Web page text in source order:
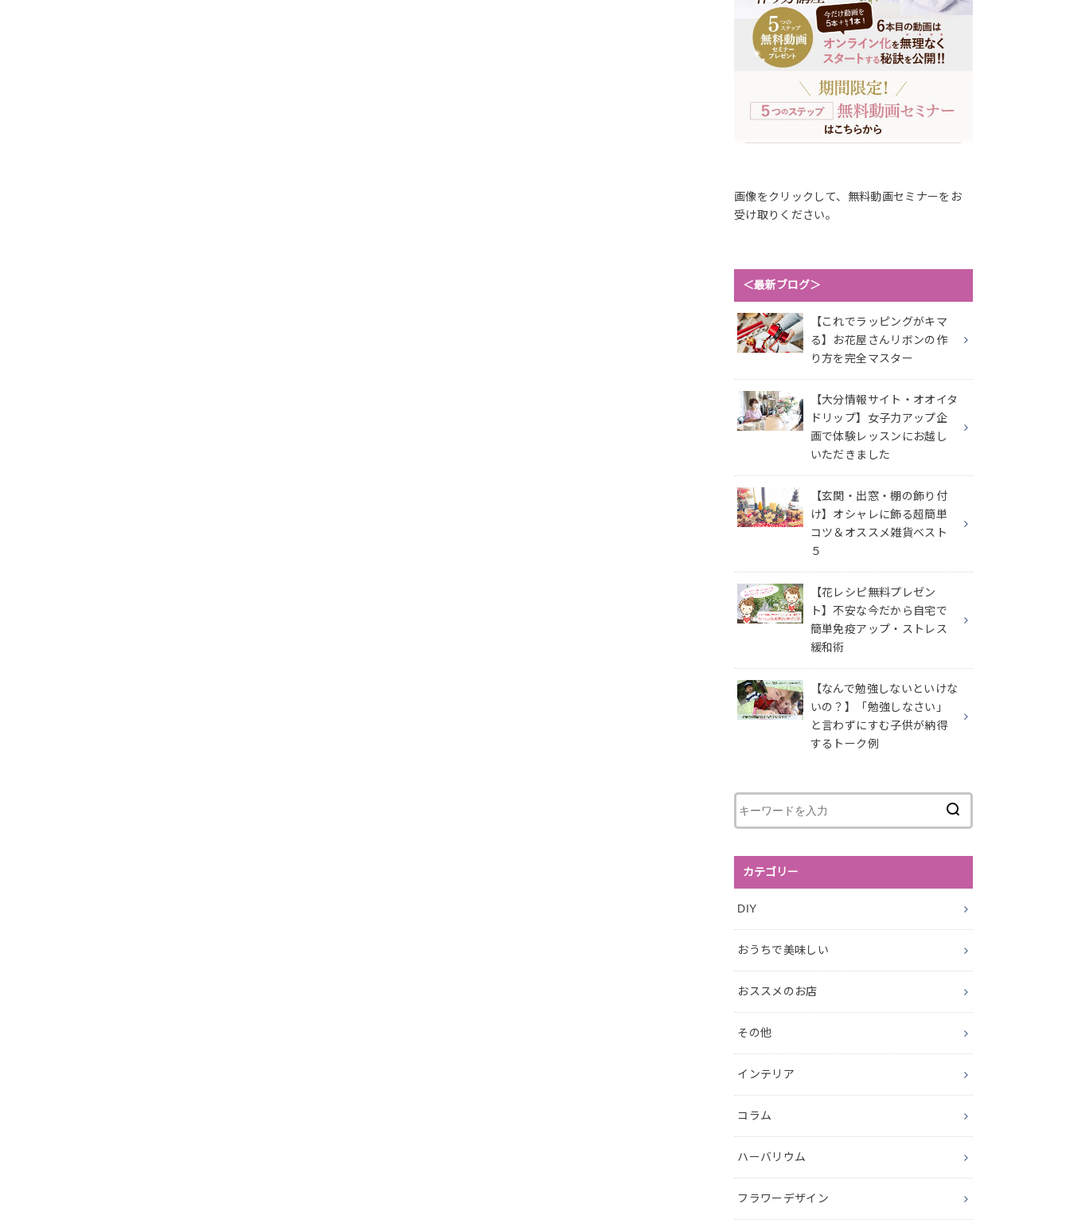
画像をクリックして、無料動画セミナーをお
受け取りください。
＜最新ブログ＞
【これでラッピングがキマ
る】お花屋さんリボンの作
り方を完全マスター
【大分情報サイト・オオイタ
ドリップ】女子力アップ企
画で体験レッスンにお越し
いただきました
【玄関・出窓・棚の飾り付
け】オシャレに飾る超簡単
コツ＆オススメ雑貨ベスト
５
【花レシピ無料プレゼン
ト】不安な今だから自宅で
簡単免疫アップ・ストレス
緩和術
【なんで勉強しないといけな
いの？】「勉強しなさい」
と言わずにすむ子供が納得
するトーク例
カテゴリー
DIY
おうちで美味しい
おススメのお店
その他
インテリア
コラム
ハーバリウム
フラワーデザイン